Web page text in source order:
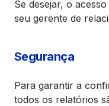
Se desejar, o
seu gerente de
Segurança
Para garantir a
todos os relatórios